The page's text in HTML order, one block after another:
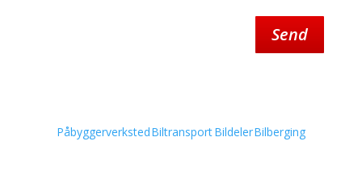
Send
PåbyggerverkstedBiltransportBildelerBilberging